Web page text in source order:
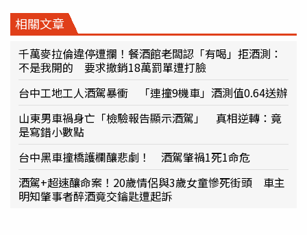
相關文章
千萬麥拉倫違停遭攔！餐酒館老闆認「有喝」拒酒測：
不是我開的 要求撤銷18萬罰單遭打臉
台中工地工人酒駕暴衝 「連撞9機車」酒測值0.64送辦
山東男車禍身亡「檢驗報告顯示酒駕」 真相逆轉：竟
是寫錯小數點
台中黑車撞橋護欄釀悲劇！ 酒駕肇禍1死1命危
酒駕+超速釀命案！20歲情侶與3歲女童慘死街頭 車主
明知肇事者醉酒竟交鑰匙遭起訴